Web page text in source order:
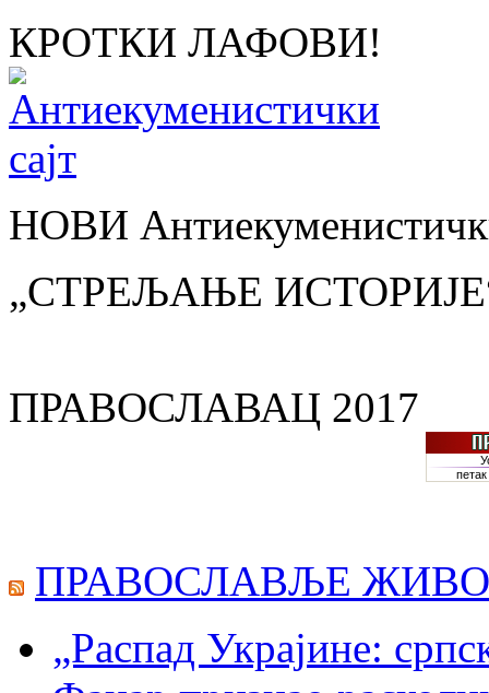
КРОТКИ ЛАФОВИ!
НОВИ
„СТРЕЉАЊЕ
ПРАВОСЛАВАЦ 2017
ПРАВОСЛАВЉЕ
„Распад Украјине: